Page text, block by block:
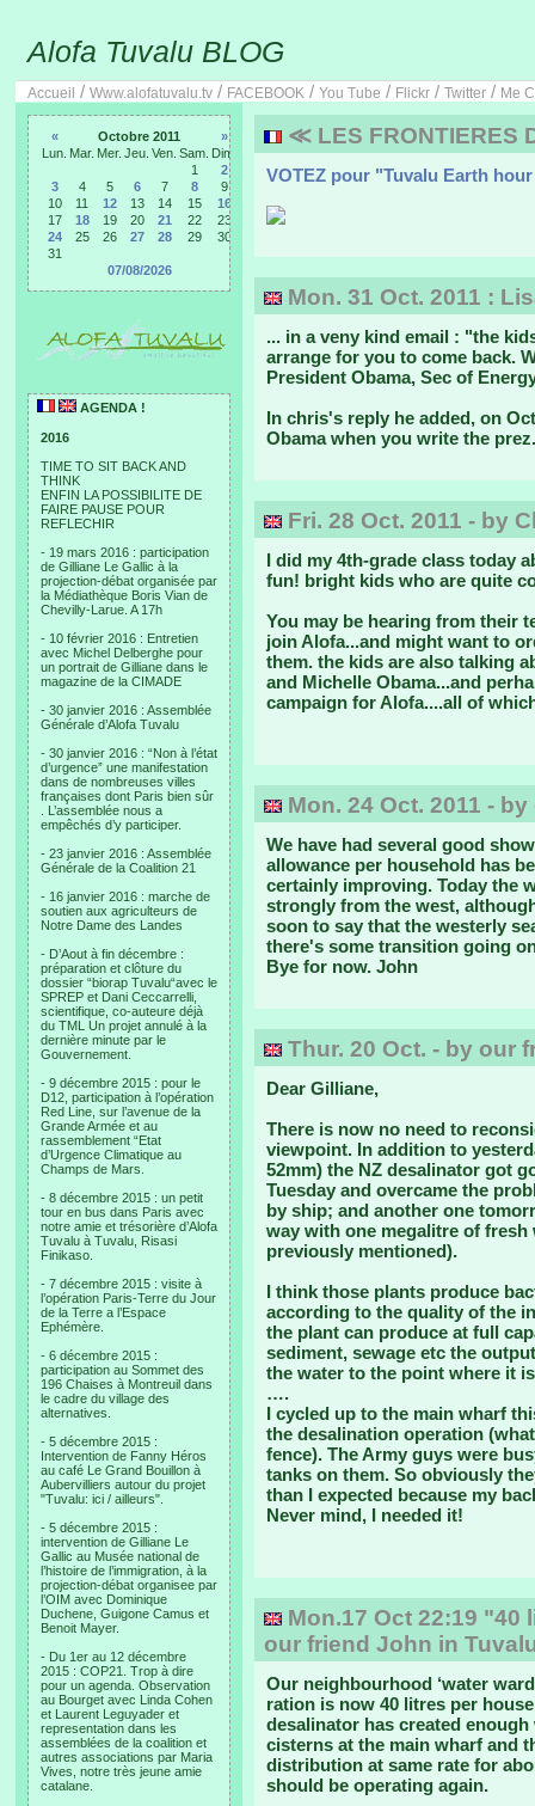
Alofa Tuvalu BLOG
Accueil / Www.alofatuvalu.tv / FACEBOOK / You Tube / Flickr / Twitter / Me
« Octobre 2011
»
Lun. Mar. Mer. Jeu. Ven. Sam. Dim.
1
2
3
4 5 6 7 8
9
10
11 12 13 14 15
16
17
18 19 20 21 22
23
24
25 26 27 28 29
30
31
07/08/2026
AGENDA !
2016
TIME TO SIT BACK AND
THINK
ENFIN LA POSSIBILITE DE
FAIRE PAUSE POUR
REFLECHIR
- 19 mars 2016 : participation
de Gilliane Le Gallic à la
projection-débat organisée par
la Médiathèque Boris Vian de
Chevilly-Larue. A 17h
- 10 février 2016 : Entretien
avec Michel Delberghe pour
un portrait de Gilliane dans le
magazine de la CIMADE
- 30 janvier 2016 : Assemblée
Générale d’Alofa Tuvalu
- 30 janvier 2016 : “Non à l’état
d’urgence” une manifestation
dans de nombreuses villes
françaises dont Paris bien sûr
. L’assemblée nous a
empêchés d’y participer.
- 23 janvier 2016 : Assemblée
Générale de la Coalition 21
- 16 janvier 2016 : marche de
soutien aux agriculteurs de
Notre Dame des Landes
- D’Aout à fin décembre :
préparation et clôture du
dossier “biorap Tuvalu“avec le
SPREP et Dani Ceccarrelli,
scientifique, co-auteure déjà
du TML Un projet annulé à la
dernière minute par le
Gouvernement.
- 9 décembre 2015 : pour le
D12, participation à l’opération
Red Line, sur l’avenue de la
Grande Armée et au
rassemblement “Etat
d’Urgence Climatique au
Champs de Mars.
- 8 décembre 2015 : un petit
tour en bus dans Paris avec
notre amie et trésorière d’Alofa
Tuvalu à Tuvalu, Risasi
Finikaso.
- 7 décembre 2015 : visite à
l’opération Paris-Terre du Jour
de la Terre a l’Espace
Ephémère.
- 6 décembre 2015 :
participation au Sommet des
196 Chaises à Montreuil dans
le cadre du village des
alternatives.
- 5 décembre 2015 :
Intervention de Fanny Héros
au café Le Grand Bouillon à
Aubervilliers autour du projet
"Tuvalu: ici / ailleurs".
- 5 décembre 2015 :
intervention de Gilliane Le
Gallic au Musée national de
l’histoire de l’immigration, à la
projection-débat organisee par
l’OIM avec Dominique
Duchene, Guigone Camus et
Benoit Mayer.
- Du 1er au 12 décembre
2015 : COP21. Trop à dire
pour un agenda. Observation
au Bourget avec Linda Cohen
et Laurent Leguyader et
representation dans les
assemblées de la coalition et
autres associations par Maria
Vives, notre très jeune amie
catalane.
≪ LES FRONTIERES
VOTEZ pour "Tuvalu Earth
Mon. 31 Oct. 2011 :
... in a veny kind email : "the
arrange for you to come back.
President Obama, Sec of
In chris's reply he added, on
Obama when you write the
Fri. 28 Oct. 2011 - by
I did my 4th-grade class today
fun! bright kids who are quite
You may be hearing from their
join Alofa...and might want to
them. the kids are also talking
and Michelle Obama...and
campaign for Alofa....all of
Mon. 24 Oct. 2011 -
We have had several good
allowance per household has
certainly improving. Today the
strongly from the west,
soon to say that the westerly
there's some transition going
Bye for now. John
Thur. 20 Oct. - by our
Dear Gilliane,
There is now no need to
viewpoint. In addition to
52mm) the NZ desalinator got
Tuesday and overcame the
by ship; and another one
way with one megalitre of
previously mentioned).
I think those plants produce
according to the quality of the
the plant can produce at full
sediment, sewage etc the
the water to the point where it
….
I cycled up to the main wharf
the desalination operation
fence). The Army guys were
tanks on them. So obviously
than I expected because my
Never mind, I needed it!
Mon.17 Oct 22:19
our friend John in
Our neighbourhood ‘water
ration is now 40 litres per
desalinator has created
cisterns at the main wharf and
distribution at same rate for
should be operating again.